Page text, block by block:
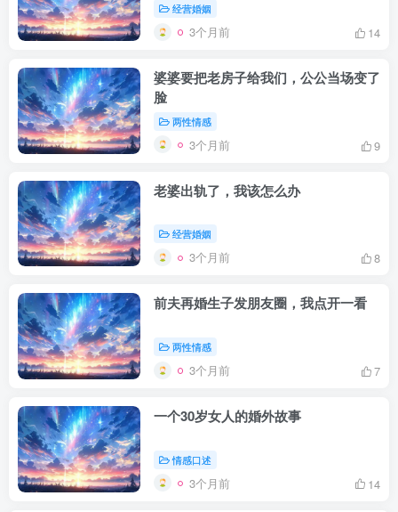
经营婚姻
3个月前 14
婆婆要把老房子给我们，公公当场变了
脸
两性情感
3个月前 9
老婆出轨了，我该怎么办
经营婚姻
3个月前 8
前夫再婚生子发朋友圈，我点开一看
两性情感
3个月前 7
一个30岁女人的婚外故事
情感口述
3个月前 14